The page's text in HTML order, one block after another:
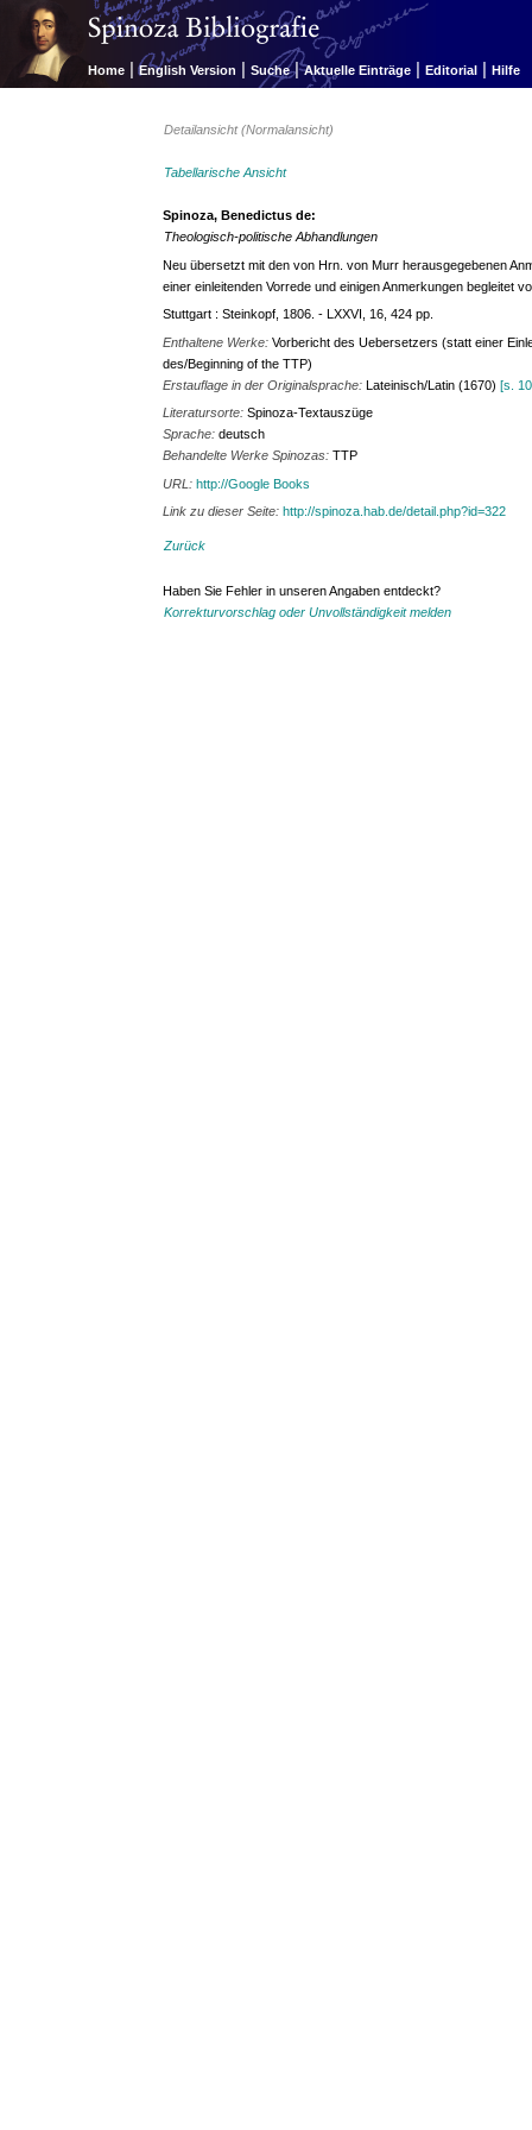
Home | English Version | Suche | Aktuelle Einträge | Editorial | Hilfe
Detailansicht (Normalansicht)
Tabellarische Ansicht
Spinoza, Benedictus de:
Theologisch-politische Abhandlungen
Neu übersetzt mit den von Hrn. von Murr herausgegebenen
einer einleitenden Vorrede und einigen Anmerkungen begleitet
Stuttgart : Steinkopf, 1806. - LXXVI, 16, 424 pp.
Enthaltene Werke:Vorbericht des Uebersetzers (statt einer
des/Beginning of the TTP)
Erstauflage in der Originalsprache:Lateinisch/Latin (1670)[s.
Literatursorte:Spinoza-Textauszüge
Sprache:deutsch
Behandelte Werke Spinozas:TTP
URL:http://Google Books
Link zu dieser Seite:http://spinoza.hab.de/detail.php?id=322
Zurück
Haben Sie Fehler in unseren Angaben entdeckt?
Korrekturvorschlag oder Unvollständigkeit melden